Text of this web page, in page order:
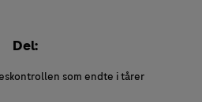
Del:
som endte i tårer